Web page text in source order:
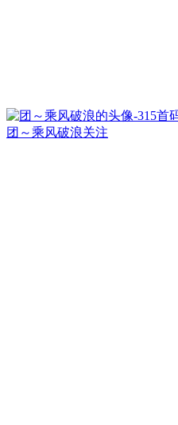
团～乘风破浪关注